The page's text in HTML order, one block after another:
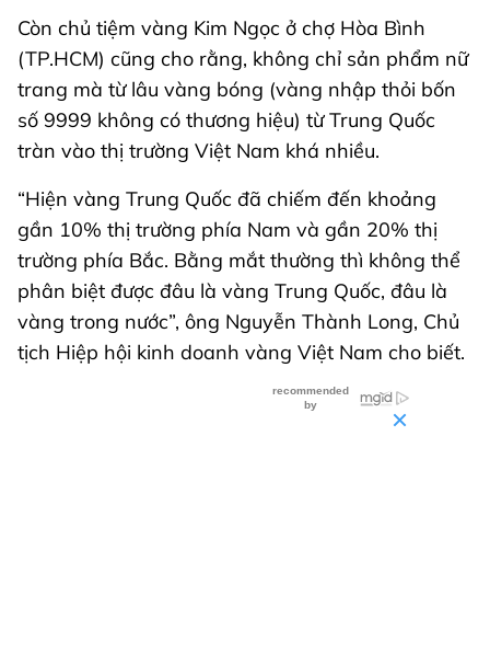
Còn chủ tiệm vàng Kim Ngọc ở chợ Hòa Bình
(TP.HCM) cũng cho rằng, không chỉ sản phẩm nữ
trang mà từ lâu vàng bóng (vàng nhập thỏi bốn
số 9999 không có thương hiệu) từ Trung Quốc
tràn vào thị trường Việt Nam khá nhiều.
“Hiện vàng Trung Quốc đã chiếm đến khoảng
gần 10% thị trường phía Nam và gần 20% thị
trường phía Bắc. Bằng mắt thường thì không thể
phân biệt được đâu là vàng Trung Quốc, đâu là
vàng trong nước”, ông Nguyễn Thành Long, Chủ
tịch Hiệp hội kinh doanh vàng Việt Nam cho biết.